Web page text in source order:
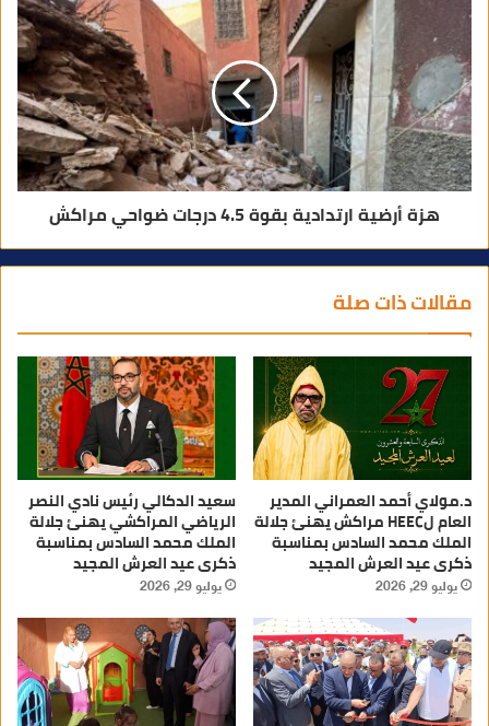
هزة أرضية ارتدادية بقوة 4.5 درجات ضواحي مراكش
مقالات ذات صلة
د.مولاي أحمد العمراني المدير
العام لHEEC مراكش يهنئ جلالة
الملك محمد السادس بمناسبة
ذكرى عيد العرش المجيد
يوليو 29, 2026
سعيد الدكالي رئيس نادي النصر
الرياضي المراكشي يهنئ جلالة
الملك محمد السادس بمناسبة
ذكرى عيد العرش المجيد
يوليو 29, 2026